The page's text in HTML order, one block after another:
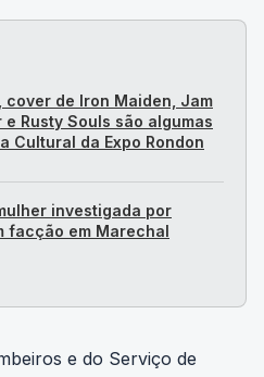
cover de Iron Maiden, Jam
Rusty Souls são algumas
Cultural da Expo Rondon
investigada por
facção em Marechal
e do Serviço de